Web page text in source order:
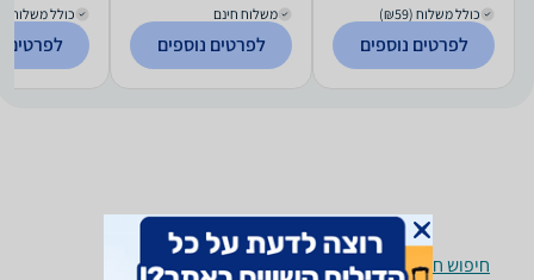
כולל משלוח (₪59)
לפרטים נוספים
משלוח חינם
לפרטים נוספים
כולל משלוח (₪250)
לפרטים
חיפוש חנויות ארונות בגדים, שידות וכונניות לפי עיר